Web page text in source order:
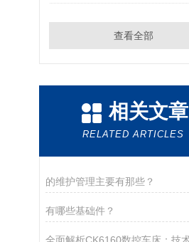
查看全部
相关文章
RELATED ARTICLES
的维护管理主要有那些？
有哪些基础件？